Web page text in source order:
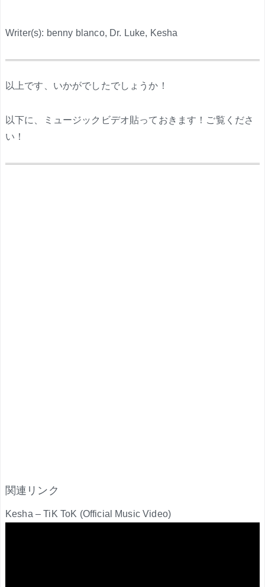
Writer(s): benny blanco, Dr. Luke, Kesha
以上です、いかがでしたでしょうか！
以下に、ミュージックビデオ貼っておきます！ご覧くださ
い！
関連リンク
Kesha – TiK ToK (Official Music Video)